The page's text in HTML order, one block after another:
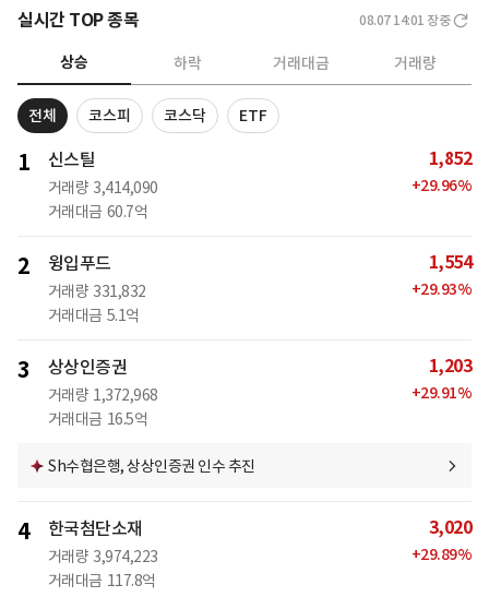
실시간 TOP 종목 08.07 14:01 장중
상승 하락 거래대금 거래량
전체 코스피 코스닥 ETF
1 신스틸
거래량 3,414,090
거래대금 60.7억
1,852
+29.96%
2 윙입푸드
거래량 331,832
거래대금 5.1억
1,554
+29.93%
3 상상인증권
거래량 1,372,968
거래대금 16.5억
1,203
+29.91%
Sh수협은행, 상상인증권 인수 추진
4 한국첨단소재
거래량 3,974,223
거래대금 117.8억
3,020
+29.89%